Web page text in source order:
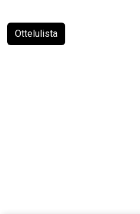
Ottelulista